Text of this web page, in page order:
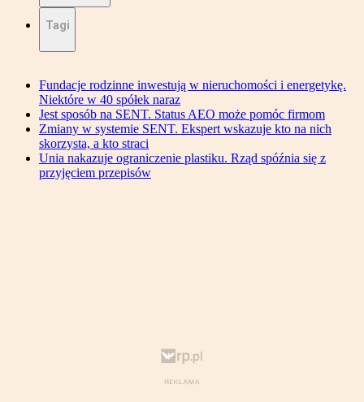
Tagi
Fundacje rodzinne inwestują w nieruchomości i energetykę.
Niektóre w 40 spółek naraz
Jest sposób na SENT. Status AEO może pomóc firmom
Zmiany w systemie SENT. Ekspert wskazuje kto na nich
skorzysta, a kto straci
Unia nakazuje ograniczenie plastiku. Rząd spóźnia się z
przyjęciem przepisów